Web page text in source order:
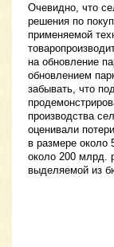
Очевидно, что
решения по
применяемой
на обновление
обновлением
забывать, что
производства
оценивали
в размере около
около 200 млрд.
выделяемой из